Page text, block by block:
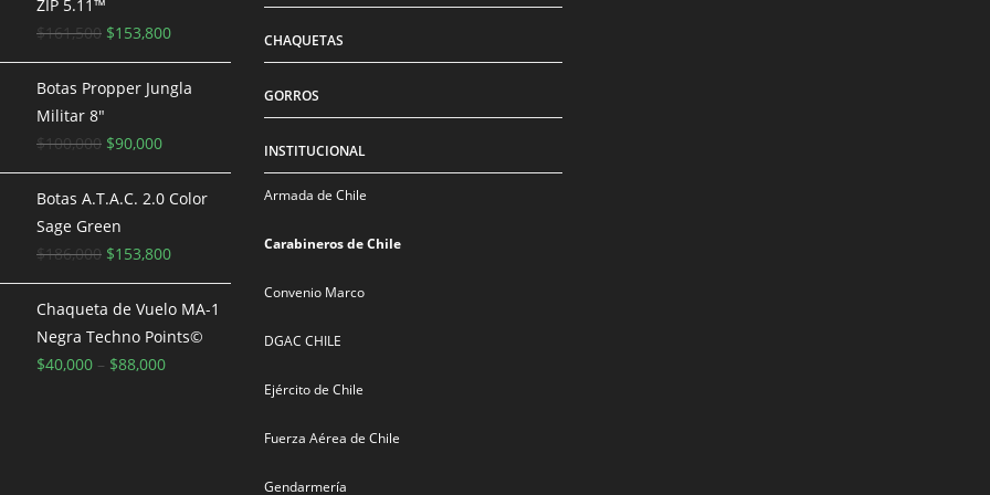
ZIP 5.11™
$161,500 El
precio
original
$161,500.
$153,800El
precio
actual
Botas Propper Jungla
Militar 8"
$100,000 El
precio
original
era:
$100,000.
$90,000El
precio
actual
$90,000.
Botas A.T.A.C. 2.0 Color
Sage Green
$186,000 El
precio
original
era:
$186,000.
$153,800El
precio
actual
es:
Chaqueta de Vuelo MA-1
Negra Techno Points©
$40,000 – $88,000
CHAQUETAS
GORROS
INSTITUCIONAL
Armada de Chile
Carabineros de Chile
Convenio Marco
DGAC CHILE
Ejército de Chile
Fuerza Aérea de Chile
Gendarmería